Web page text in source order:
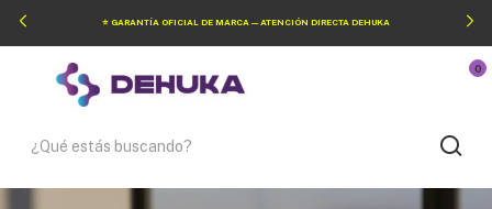
🚚 ENVÍOS A TODO EL PAÍS — SIN LÍMITE DE ZONA
0